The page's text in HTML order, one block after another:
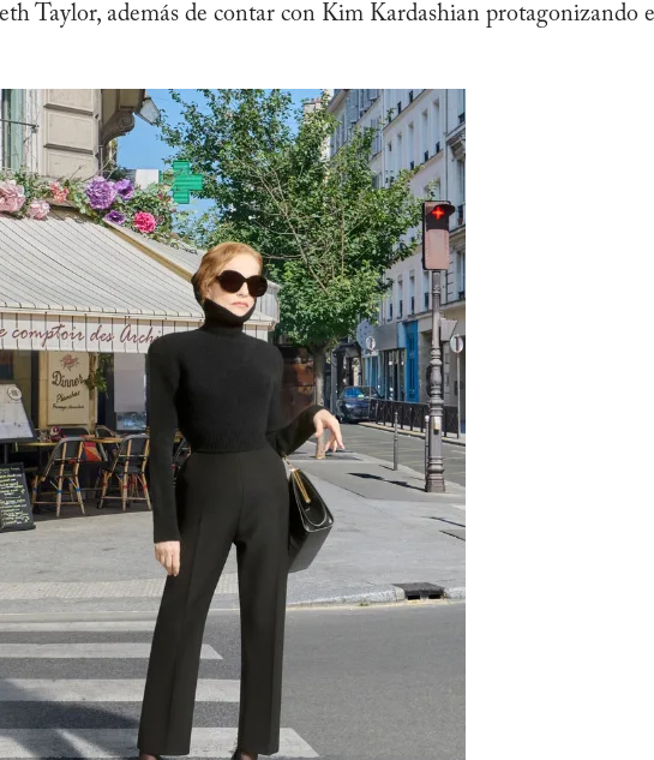
Taylor, además de contar con Kim Kardashian protagonizando